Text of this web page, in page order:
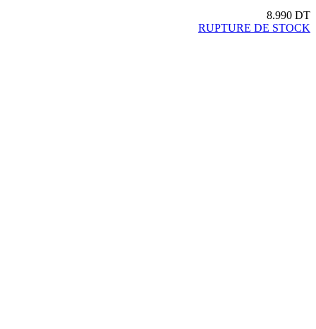
8.990 DT
RUPTURE DE STOCK